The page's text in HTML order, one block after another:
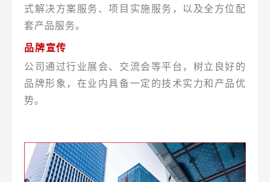
式解决方案服务、项目实施服务，以及全方位配
套产品服务。
品牌宣传
公司通过行业展会、交流会等平台，树立良好的
品牌形象，在业内具备一定的技术实力和产品优
势。